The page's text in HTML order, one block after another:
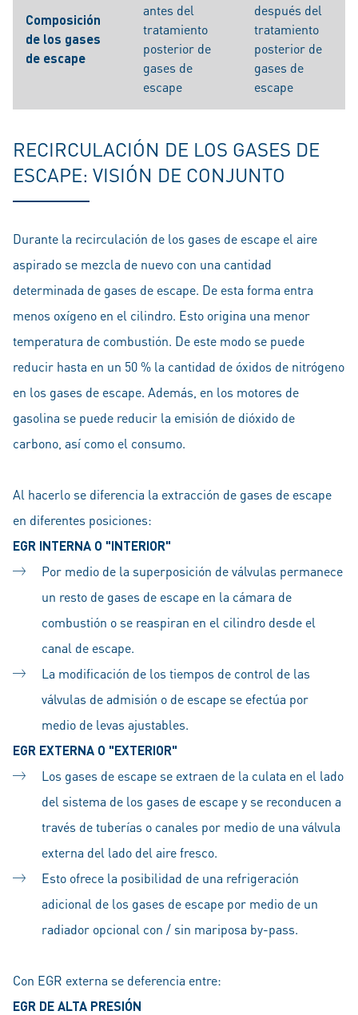
Composición
de los gases
de escape
antes del
tratamiento
posterior de
gases de
escape
después del
tratamiento
posterior de
gases de
escape
RECIRCULACIÓN DE LOS GASES DE
ESCAPE: VISIÓN DE CONJUNTO
Durante la recirculación de los gases de escape el aire
aspirado se mezcla de nuevo con una cantidad
determinada de gases de escape. De esta forma entra
menos oxígeno en el cilindro. Esto origina una menor
temperatura de combustión. De este modo se puede
reducir hasta en un 50 % la cantidad de óxidos de nitrógeno
en los gases de escape. Además, en los motores de
gasolina se puede reducir la emisión de dióxido de
carbono, así como el consumo.
Al hacerlo se diferencia la extracción de gases de escape
en diferentes posiciones:
EGR INTERNA O "INTERIOR"
Por medio de la superposición de válvulas permanece
un resto de gases de escape en la cámara de
combustión o se reaspiran en el cilindro desde el
canal de escape.
La modificación de los tiempos de control de las
válvulas de admisión o de escape se efectúa por
medio de levas ajustables.
EGR EXTERNA O "EXTERIOR"
Los gases de escape se extraen de la culata en el lado
del sistema de los gases de escape y se reconducen a
través de tuberías o canales por medio de una válvula
externa del lado del aire fresco.
Esto ofrece la posibilidad de una refrigeración
adicional de los gases de escape por medio de un
radiador opcional con / sin mariposa by-pass.
Con EGR externa se deferencia entre:
EGR DE ALTA PRESIÓN